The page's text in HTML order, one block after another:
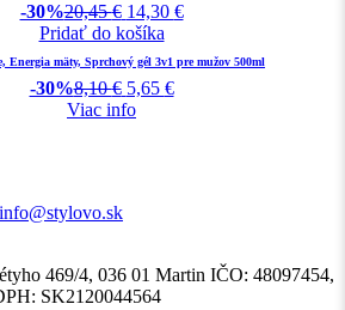
-30%20,45€ 14,30 €
Pridať do košíka
Energia mäty, Sprchový gél 3v1 pre mužov 500ml
-30%8,10€ 5,65 €
Viac info
info@stylovo.sk
469/4, 036 01 Martin IČO: 48097454,
SK2120044564